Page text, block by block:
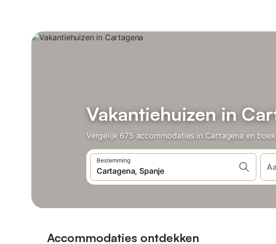
Vakantiehuizen in
Vergelijk 675 accommodaties in Cartagena en
Bestemming
Accommodaties ontdekken